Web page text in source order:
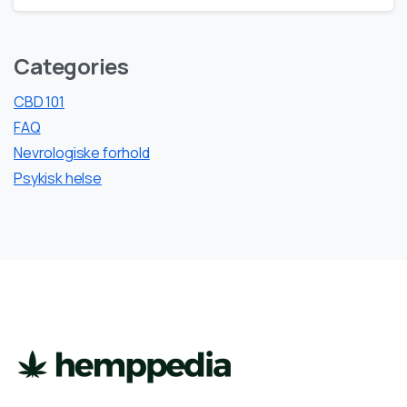
Categories
CBD 101
FAQ
Nevrologiske forhold
Psykisk helse